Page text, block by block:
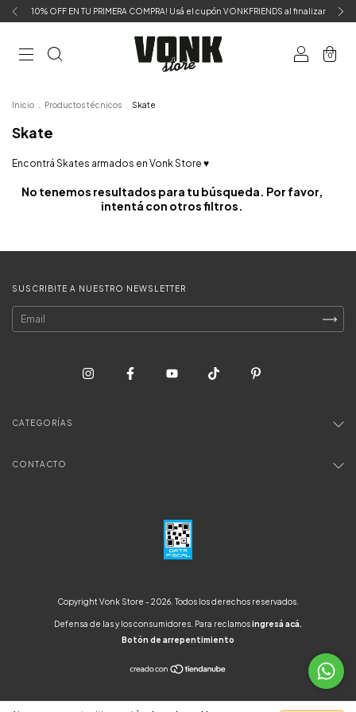
10% OFF EN TU PRIMERA COMPRA! Usá el cupón VONKFRIENDS al finalizar
0
Inicio Productos técnicos Skate
Skate
Encontrá Skates armados en Vonk Store ♥
No tenemos resultados para tu búsqueda. Por favor,
intentá con otros filtros.
SUSCRIBITE A NUESTRO NEWSLETTER
CATEGORÍAS
CONTACTO
Copyright Vonk Store - 2026. Todos los derechos reservados.
Defensa de las y los consumidores. Para reclamosingresá acá.
Botón de arrepentimiento